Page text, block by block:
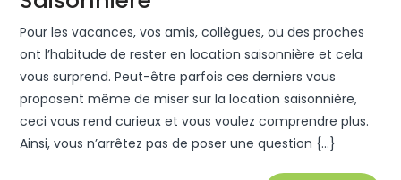
De
La
Location
Saisonnière
Pour les vacances, vos amis, collègues, ou des proches
ont l’habitude de rester en location saisonnière et cela
vous surprend. Peut-être parfois ces derniers vous
proposent même de miser sur la location saisonnière,
ceci vous rend curieux et vous voulez comprendre plus.
Ainsi, vous n’arrêtez pas de poser une question {...}